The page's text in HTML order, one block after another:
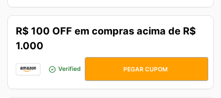
R$ 100 OFF em compras acima de R$
1.000
Verified JOGOPRIME
PEGAR CUPOM